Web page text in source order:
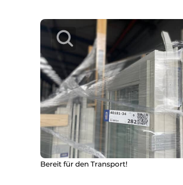
Bereit für den Transport!